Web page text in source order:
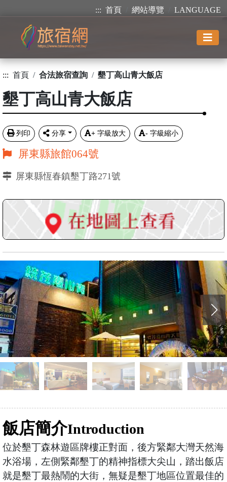
::: 首頁 網站導覽 LANGUAGE
::: 首頁 合法旅宿查詢 墾丁高山青大飯店
墾丁高山青大飯店
列印 分享 + 字級放大 - 字級縮小
屏東縣旅館064號
屏東縣恆春鎮墾丁路271號
飯店簡介Introduction
位於墾丁森林遊區牌樓正對面，後方緊鄰大灣天然海
水浴場，左側緊鄰墾丁的精神指標大尖山，踏出飯店
就是墾丁最熱鬧的大街，無疑是墾丁地區位置最佳的